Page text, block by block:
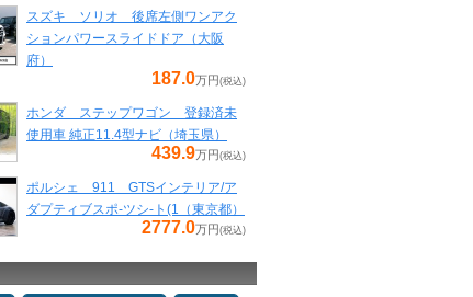
スズキ ソリオ 後席左側ワンアク
ションパワースライドドア（大阪
府）
187.0万円 (税込)
ホンダ ステップワゴン 登録済未
使用車 純正11.4型ナビ（埼玉県）
439.9万円 (税込)
ポルシェ 911 GTSインテリア/ア
ダプティブスポ-ツシ-ト(1（東京都）
2777.0万円 (税込)